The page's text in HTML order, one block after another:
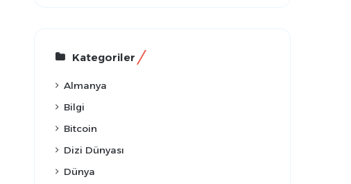
Kategoriler
Almanya
Bilgi
Bitcoin
Dizi Dünyası
Dünya